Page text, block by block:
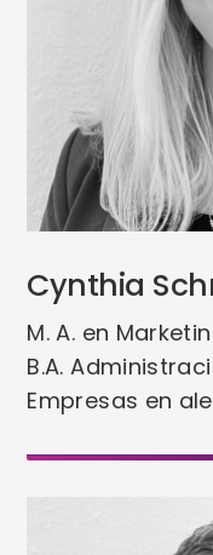
Cynthia
M. A. en
B.A.
Empresas en